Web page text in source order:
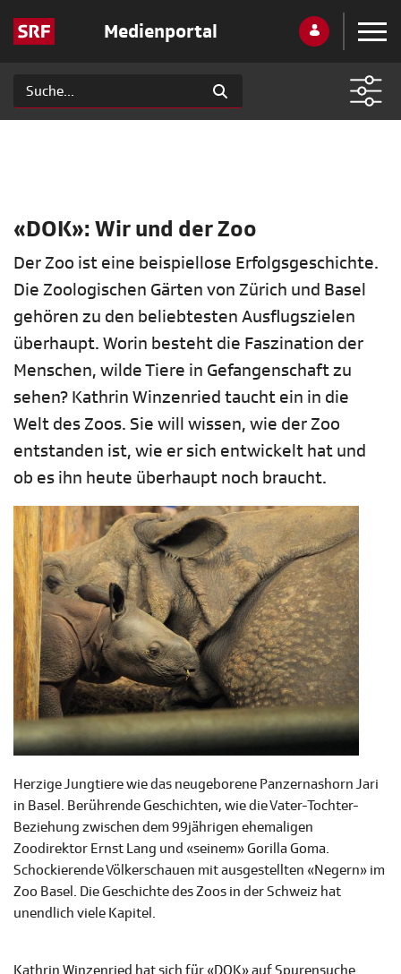
Medienportal
«DOK»: Wir und der Zoo
Der Zoo ist eine beispiellose Erfolgsgeschichte.
Die Zoologischen Gärten von Zürich und Basel
gehören zu den beliebtesten Ausflugszielen
überhaupt. Worin besteht die Faszination der
Menschen, wilde Tiere in Gefangenschaft zu
sehen? Kathrin Winzenried taucht ein in die
Welt des Zoos. Sie will wissen, wie der Zoo
entstanden ist, wie er sich entwickelt hat und
ob es ihn heute überhaupt noch braucht.
Herzige Jungtiere wie das neugeborene Panzernashorn Jari
in Basel. Berührende Geschichten, wie die Vater-Tochter-
Beziehung zwischen dem 99jährigen ehemaligen
Zoodirektor Ernst Lang und «seinem» Gorilla Goma.
Schockierende Völkerschauen mit ausgestellten «Negern» im
Zoo Basel. Die Geschichte des Zoos in der Schweiz hat
unendlich viele Kapitel.